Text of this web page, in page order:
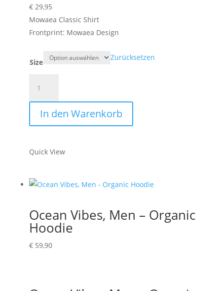
€29,95
Mowaea Classic Shirt
Frontprint: Mowaea Design
Size
Zurücksetzen
Basic,
Men
Shirt
In den Warenkorb
Quick View
Ocean Vibes, Men – Organic
Hoodie
€59,90